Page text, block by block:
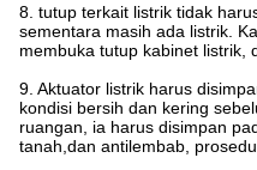
8. tutup terkait listrik tidak
sementara masih ada listrik.
membuka tutup kabinet listrik,
9. Aktuator listrik harus
kondisi bersih dan kering
ruangan, ia harus disimpan
tanah,dan antilembab,